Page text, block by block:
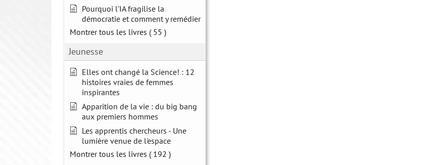
Pourquoi l'IA fragilise la
démocratie et comment y remédier
Montrer tous les livres ( 55 )
Jeunesse
Elles ont changé la Science! : 12
histoires vraies de femmes
inspirantes
Apparition de la vie : du big bang
aux premiers hommes
Les apprentis chercheurs - Une
lumière venue de l'espace
Montrer tous les livres ( 192 )